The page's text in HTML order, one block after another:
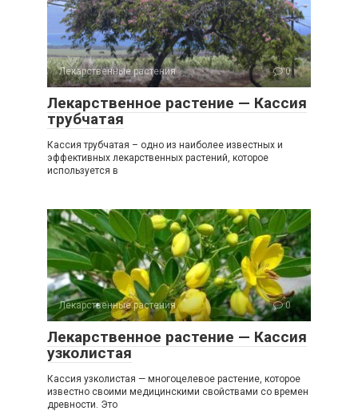
Лекарственные растения 0
Лекарственное растение — Кассия
трубчатая
Кассия трубчатая – одно из наиболее известных и
эффективных лекарственных растений, которое
используется в
Лекарственные растения 0
Лекарственное растение — Кассия
узколистая
Кассия узколистая — многоцелевое растение, которое
известно своими медицинскими свойствами со времен
древности. Это